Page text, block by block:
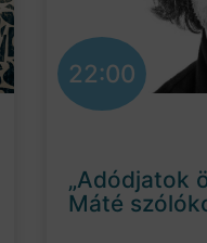
22:00
„Adódjatok
Máté